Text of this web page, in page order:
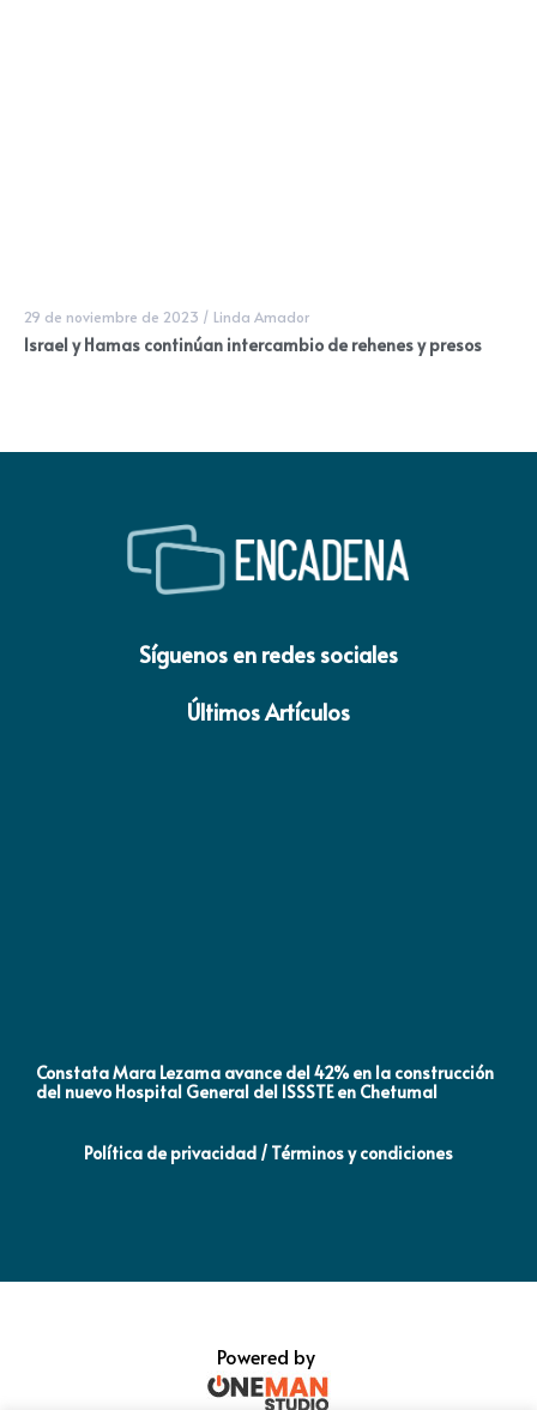
29 de noviembre de 2023 / Linda Amador
Israel y Hamas continúan intercambio de rehenes y presos
Síguenos en redes sociales
Últimos Artículos
Constata Mara Lezama avance del 42% en la construcción
del nuevo Hospital General del ISSSTE en Chetumal
Política de privacidad / Términos y condiciones
Powered by